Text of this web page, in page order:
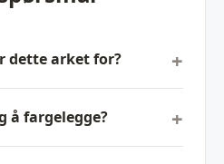
dette arket for?
å fargelegge?